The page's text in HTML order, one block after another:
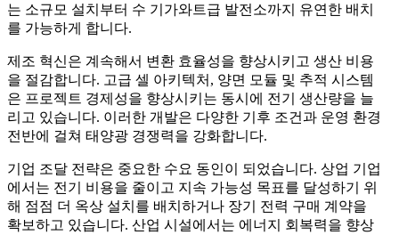
는 소규모 설치부터 수 기가와트급 발전소까지 유연한 배치
를 가능하게 합니다.
제조 혁신은 계속해서 변환 효율성을 향상시키고 생산 비용
을 절감합니다. 고급 셀 아키텍처, 양면 모듈 및 추적 시스템
은 프로젝트 경제성을 향상시키는 동시에 전기 생산량을 늘
리고 있습니다. 이러한 개발은 다양한 기후 조건과 운영 환경
전반에 걸쳐 태양광 경쟁력을 강화합니다.
기업 조달 전략은 중요한 수요 동인이 되었습니다. 상업 기업
에서는 전기 비용을 줄이고 지속 가능성 목표를 달성하기 위
해 점점 더 옥상 설치를 배치하거나 장기 전력 구매 계약을
확보하고 있습니다. 산업 시설에서는 에너지 회복력을 향상